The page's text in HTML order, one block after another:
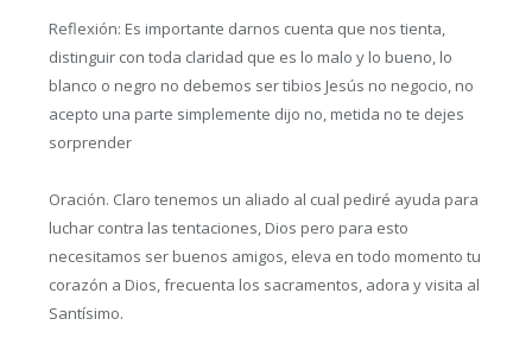
Reflexión: Es importante darnos cuenta que nos tienta,
distinguir con toda claridad que es lo malo y lo bueno, lo
blanco o negro no debemos ser tibios Jesús no negocio, no
acepto una parte simplemente dijo no, metida no te dejes
sorprender
Oración. Claro tenemos un aliado al cual pediré ayuda para
luchar contra las tentaciones, Dios pero para esto
necesitamos ser buenos amigos, eleva en todo momento tu
corazón a Dios, frecuenta los sacramentos, adora y visita al
Santísimo.